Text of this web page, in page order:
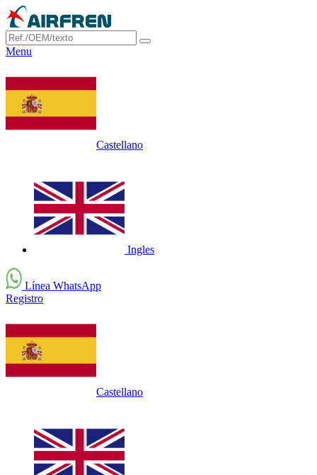
Menu
Castellano
Ingles
Línea WhatsApp
Registro
Castellano